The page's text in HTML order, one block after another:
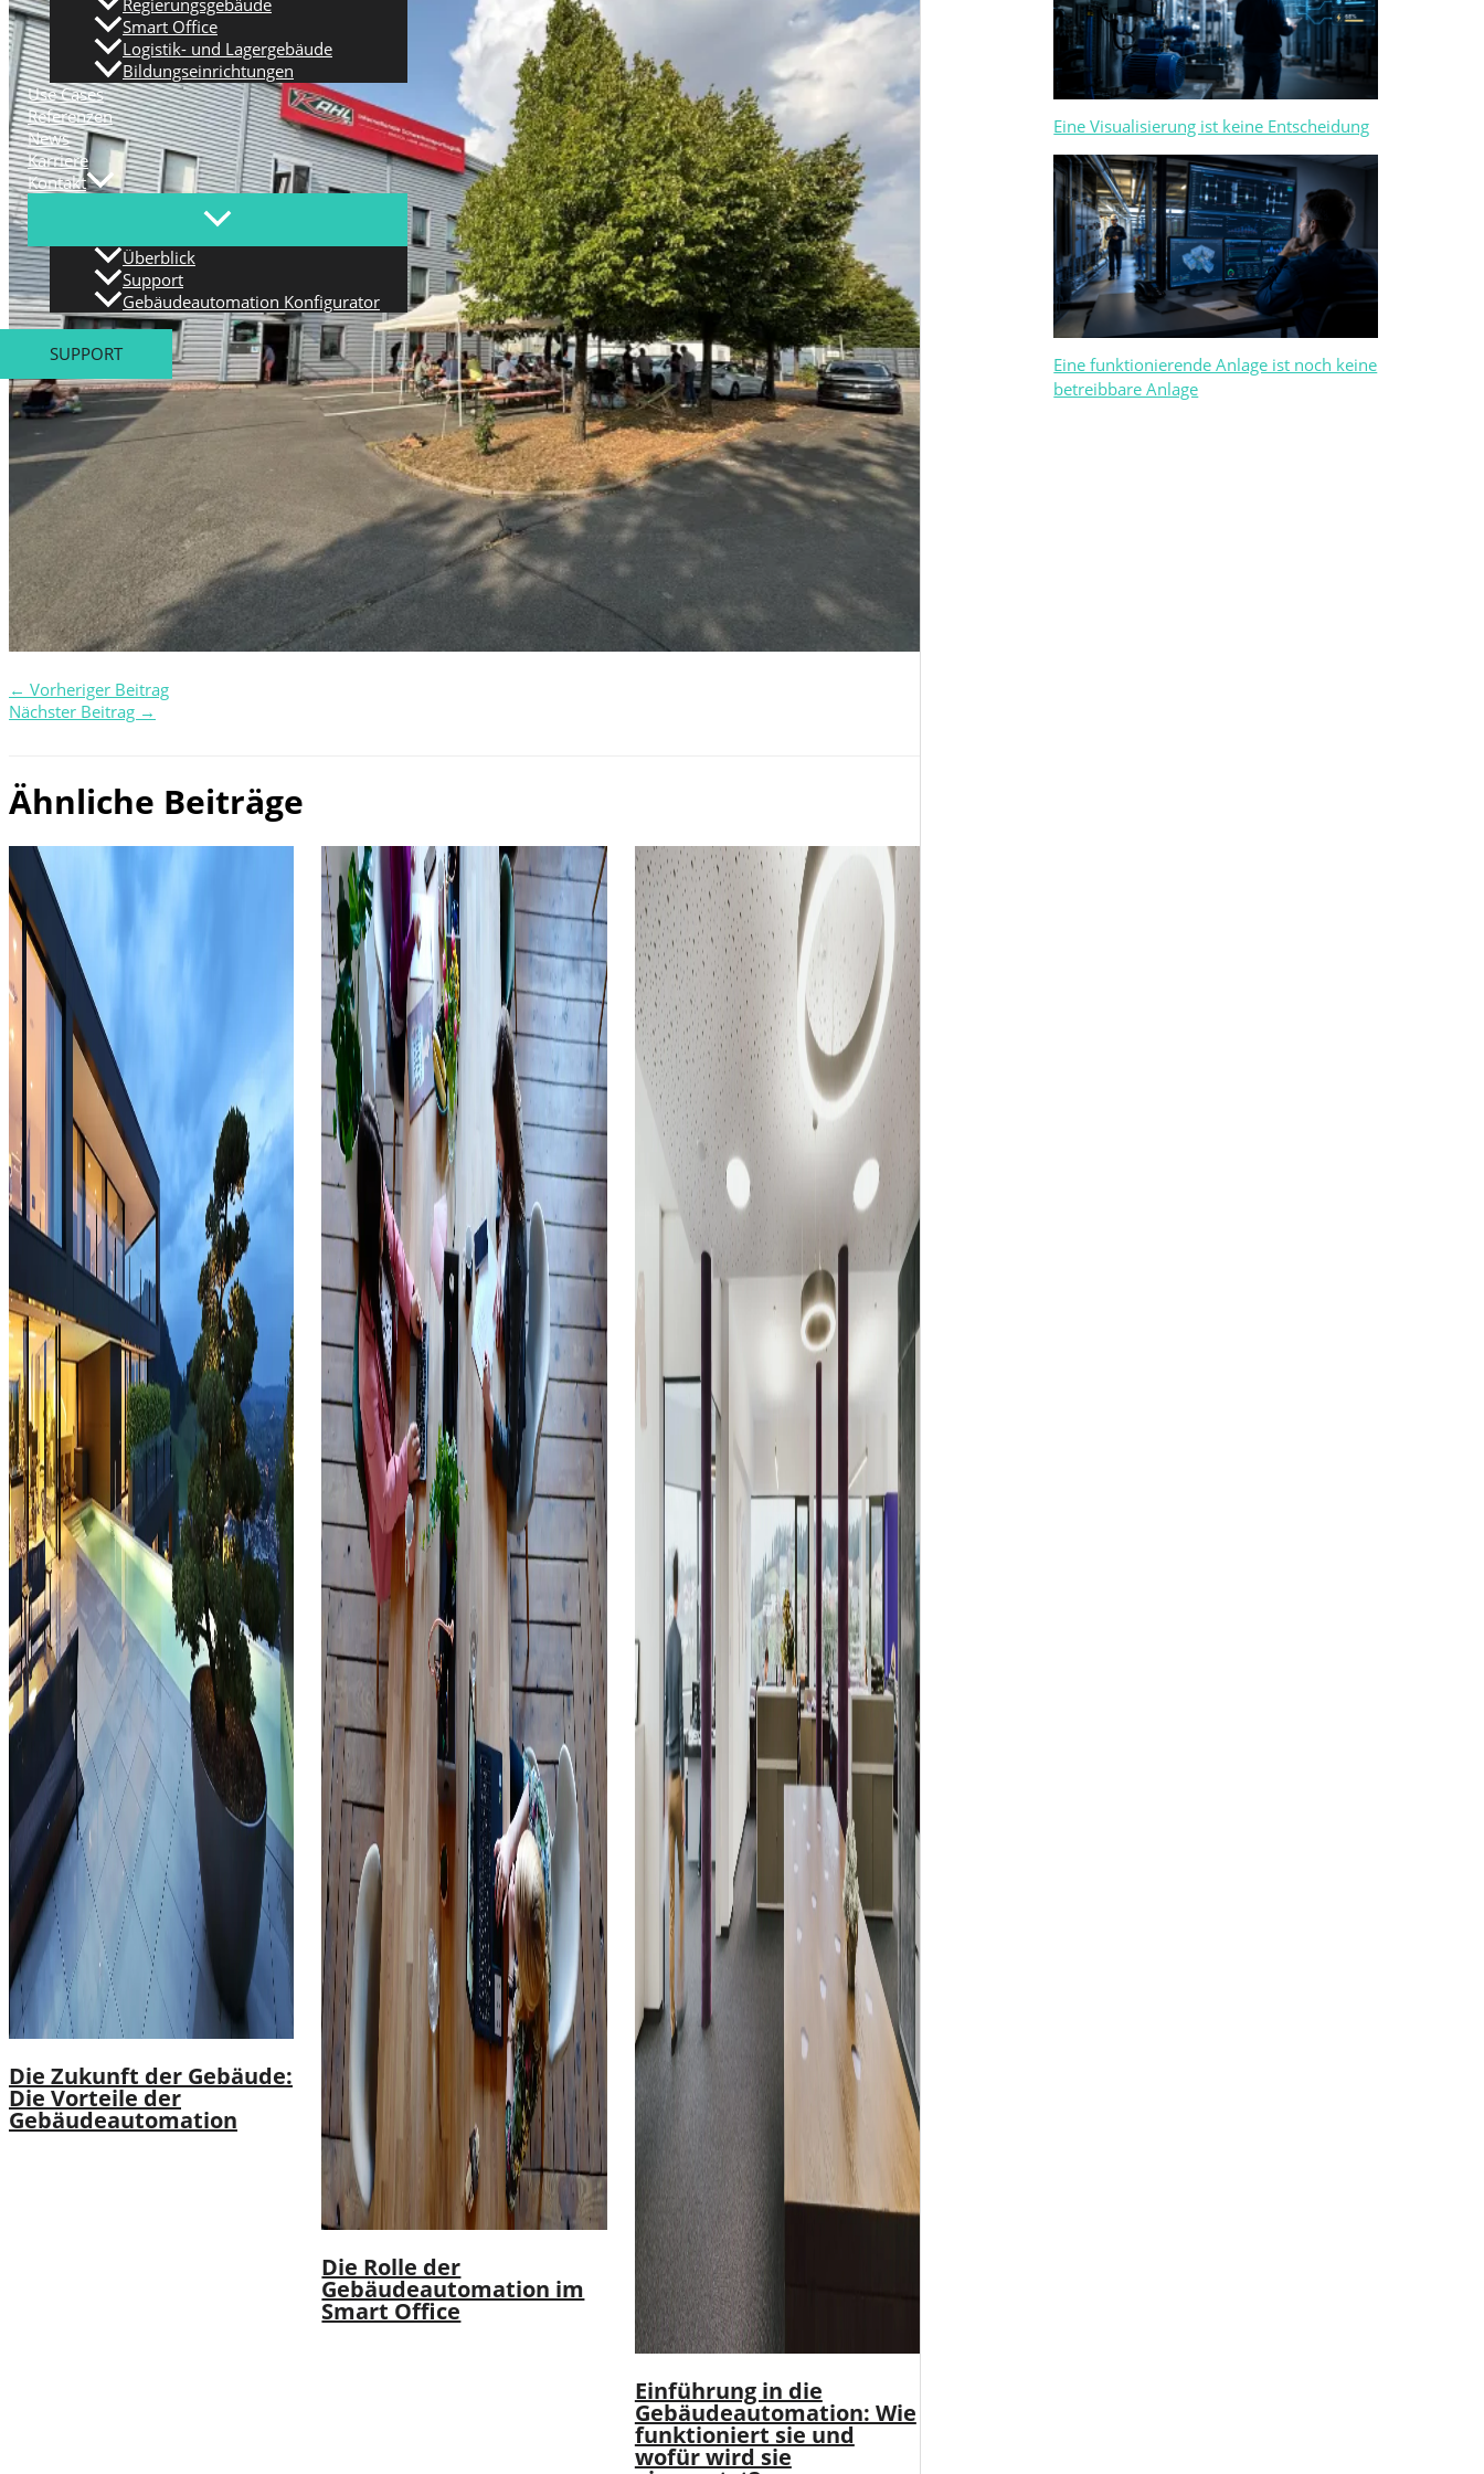
Regierungsgebäude
Smart Office
Logistik- und Lagergebäude
Bildungseinrichtungen
Use Cases
Referenzen
News
Karriere
Kontakt
Überblick
Support
Gebäudeautomation Konfigurator
SUPPORT
← Vorheriger Beitrag
Nächster Beitrag →
Ähnliche Beiträge
Die Zukunft der Gebäude:
Die Vorteile der
Gebäudeautomation
Die Rolle der
Gebäudeautomation im
Smart Office
Einführung in die
Gebäudeautomation: Wie
funktioniert sie und
wofür wird sie
Eine Visualisierung ist keine Entscheidung
Eine funktionierende Anlage ist noch keine
betreibbare Anlage